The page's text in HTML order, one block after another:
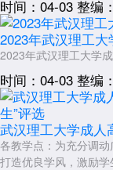
时间：04-03 整编
2023年武汉理工
2023年武汉理工大学
时间：04-03 整编
武汉理工大学成人
各教学点：为充分调
打造优良学风，激励